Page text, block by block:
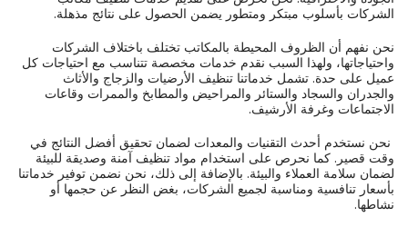
الشركات بأسلوب مبتكر ومتطور يضمن الحصول على نتائج مذهلة.
نحن نفهم أن الظروف المحيطة بالمكاتب تختلف باختلاف الشركات
واحتياجاتها، ولهذا السبب نقدم خدمات مخصصة تتناسب مع احتياجات كل
عميل على حدة. تشمل خدماتنا تنظيف الأرضيات والزجاج والأثاث
والجدران والسجاد والستائر والمراحيض والمطابخ والممرات وقاعات
الاجتماعات وغرفة الأرشيف.
نحن نستخدم أحدث التقنيات والمعدات لضمان تحقيق أفضل النتائج في
وقت قصير. كما نحرص على استخدام مواد تنظيف آمنة وصديقة للبيئة
لضمان سلامة العملاء والبيئة. بالإضافة إلى ذلك، نحن نضمن توفير خدماتنا
بأسعار تنافسية ومناسبة لجميع الشركات، بغض النظر عن حجمها أو
نشاطها.